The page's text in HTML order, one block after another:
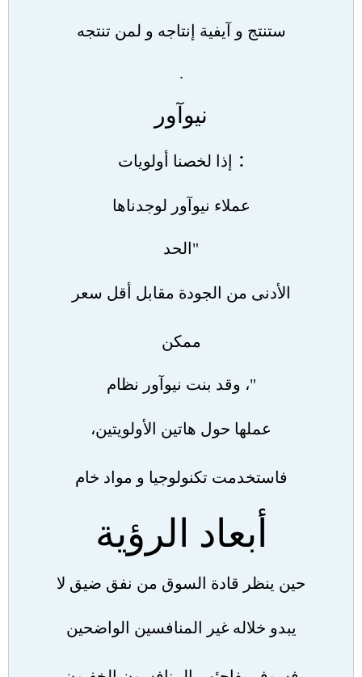
ستنتج و آيفية إنتاجه و لمن تنتجه
.
نيوآور
:
إذا لخصنا أولويات
عملاء نيوآور لوجدناها
" الحد
الأدنى من الجودة مقابل أقل سعر
ممكن
"، وقد بنت نيوآور نظام
عملها حول هاتين الأولويتين،
فاستخدمت تكنولوجيا و مواد خام
أبعاد الرؤية
حين ينظر قادة السوق من نفق ضيق لا
يبدو خلاله غير المنافسين الواضحين